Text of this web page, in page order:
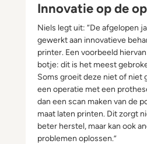
Innovatie op de
Niels legt uit: “De afgelopen
gewerkt aan innovatieve
printer. Een voorbeeld
botje: dit is het meest
Soms groeit deze niet of niet
een operatie met een
dan een scan maken van de
maat laten printen. Dit zorgt
beter herstel, maar kan ook
problemen oplossen.”